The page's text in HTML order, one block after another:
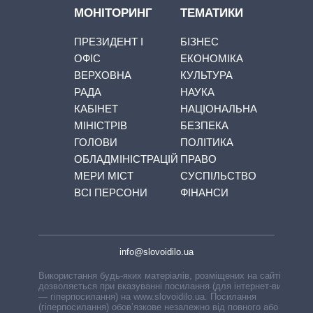
МОНІТОРИНГ
ПРЕЗИДЕНТ І
ОФІС
ВЕРХОВНА
РАДА
КАБІНЕТ
МІНІСТРІВ
ГОЛОВИ
ОБЛАДМІНІСТРАЦІЙ
МЕРИ МІСТ
ВСІ ПЕРСОНИ
ТЕМАТИКИ
БІЗНЕС
ЕКОНОМІКА
КУЛЬТУРА
НАУКА
НАЦІОНАЛЬНА
БЕЗПЕКА
ПОЛІТИКА
ПРАВО
СУСПІЛЬСТВО
ФІНАНСИ
info@slovoidilo.ua
Використання будь-яких матеріалів, розміщених на сайті,
дозволяється при вказуванні посилання (для інтернет-видань
— гіперпосилання) на www.slovoidilo.ua. Посилання
(гіперпосилання) обов’язкове незалежно від повного або